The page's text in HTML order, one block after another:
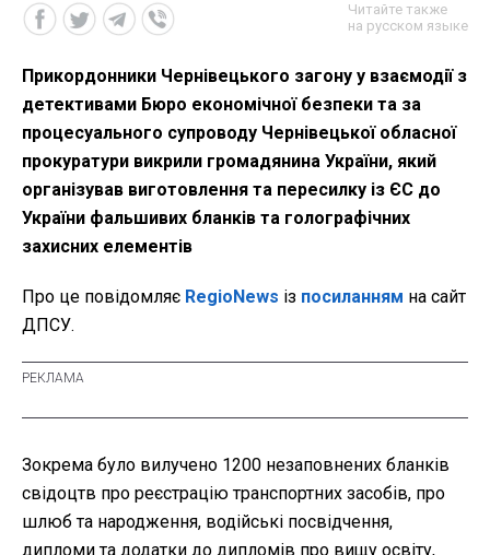
Читайте также
на русском языке
Прикордонники Чернівецького загону у взаємодії з
детективами Бюро економічної безпеки та за
процесуального супроводу Чернівецької обласної
прокуратури викрили громадянина України, який
організував виготовлення та пересилку із ЄС до
України фальшивих бланків та голографічних
захисних елементів
Про це повідомляє RegioNews із посиланням на сайт
ДПСУ.
Зокрема було вилучено 1200 незаповнених бланків
свідоцтв про реєстрацію транспортних засобів, про
шлюб та народження, водійські посвідчення,
дипломи та додатки до дипломів про вищу освіту,